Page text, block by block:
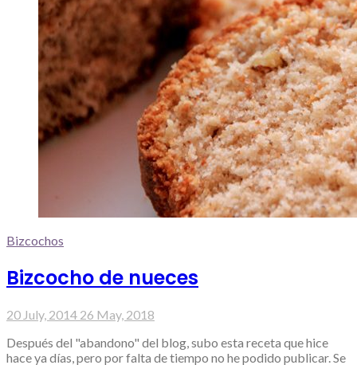
Bizcochos
Bizcocho de nueces
20 July, 2014 26 May, 2018
Después del "abandono" del blog, subo esta receta que hice
hace ya días, pero por falta de tiempo no he podido publicar. Se